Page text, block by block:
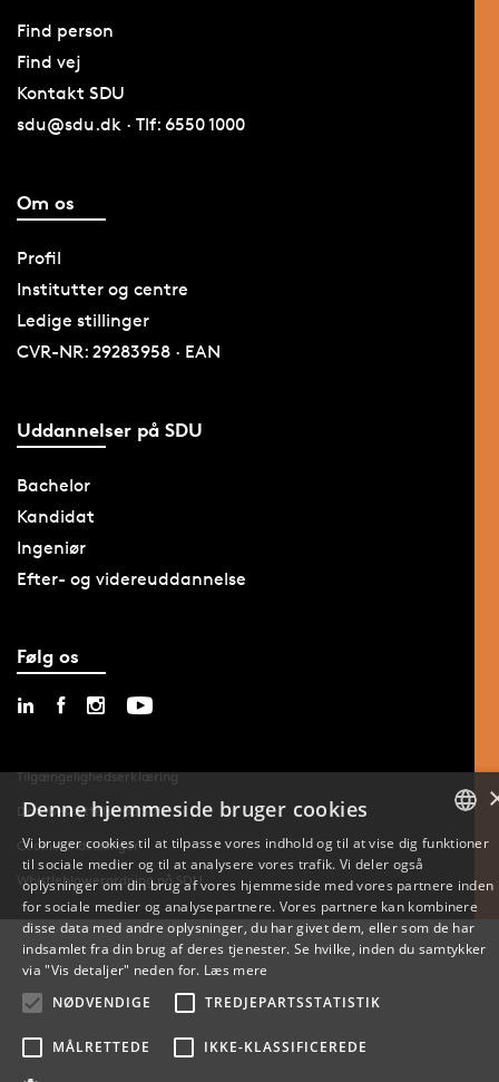
Find person
Find vej
Kontakt SDU
sdu@sdu.dk · Tlf: 6550 1000
Om os
Profil
Institutter og centre
Ledige stillinger
CVR-NR: 29283958 · EAN
Uddannelser på SDU
Bachelor
Kandidat
Ingeniør
Efter- og videreuddannelse
Følg os
Tilgængelighedserklæring
Databeskyttelse på SDU
Cookie-indstillinger
Whistleblowerordning på SDU
ENGLISH
Denne hjemmeside bruger cookies
Vi bruger cookies til at tilpasse vores indhold og til at vise dig funktioner
til sociale medier og til at analysere vores trafik. Vi deler også
oplysninger om din brug af vores hjemmeside med vores partnere inden
for sociale medier og analysepartnere. Vores partnere kan kombinere
disse data med andre oplysninger, du har givet dem, eller som de har
indsamlet fra din brug af deres tjenester. Se hvilke, inden du samtykker
via "Vis detaljer" neden for. Læs mere
NØDVENDIGE
TREDJEPARTSSTATISTIK
MÅLRETTEDE IKKE-KLASSIFICEREDE